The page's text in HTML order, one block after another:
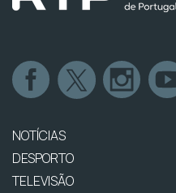
NOTÍCIAS
DESPORTO
TELEVISÃO